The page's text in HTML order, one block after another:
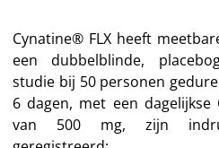
Cynatine® FLX heeft
een dubbelblinde,
studie bij 50 personen
6 dagen, met een dagelijkse
van 500 mg, zijn